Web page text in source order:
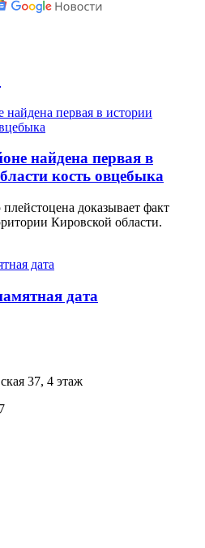
найдена первая в
кость овцебыка
доказывает факт
Кировской области.
дата
37, 4 этаж